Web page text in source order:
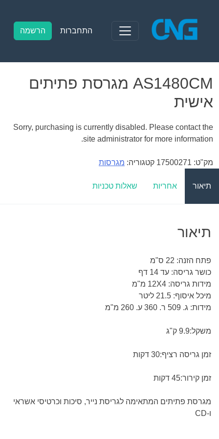
content
התחברות הרשמה
AS1480CM מגרסת פתיתים
אישית
Sorry, purchasing is currently disabled. Please contact the
site administrator for more information.
מק"ט: 17500271 קטגוריה: מגרסות
תיאור אחריות שאלות טכניות
תיאור
פתח הזנה: 22 ס"מ
כושר גריסה: עד 14 דף
מידות גריסה: 12X4 מ"מ
מיכל איסוף: 21.5 ליטר
מידות: ג. 509 ר. 360 ע. 260 מ"מ
משקל:9.9 ק"ג
זמן גריסה רציף:30 דקות
זמן קירור:45 דקות
מגרסת פתיתים המתאימה לגריסת נייר, סיכות וכרטיסי אשראי
ו-CD